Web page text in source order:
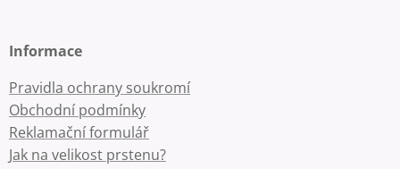
Informace
Pravidla ochrany soukromí
Obchodní podmínky
Reklamační formulář
Jak na velikost prstenu?